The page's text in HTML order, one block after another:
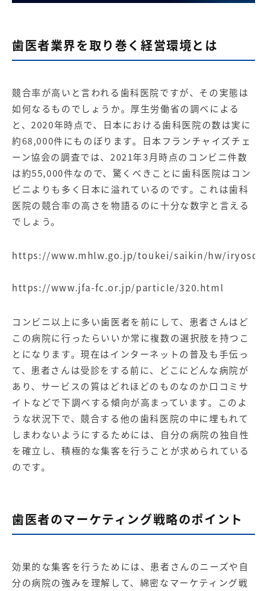
歯医者業界を取り巻く経営環境とは
競合率が高いと言われる歯科医院ですが、その実態は
如何なるものでしょうか。厚生労働省の調べによる
と、2020年時点で、日本における歯科医院の数は実に
約68,000件にものぼります。日本フランチャイズチェ
ーン協会の調査では、2021年3月時点のコンビニ件数
は約55,000件なので、驚くべきことに歯科医院はコン
ビニよりも多く日本に溢れているのです。これは歯科
医院の競合率の高さを物語るのに十分な数字と言える
でしょう。
https://www.mhlw.go.jp/toukei/saikin/hw/iryosd/
https://www.jfa-fc.or.jp/particle/320.html
コンビニ以上に多い歯医者を前にして、患者さんはど
この病院に行ったらいいか常に複数の選択肢を持つこ
とになります。現在はインターネットの普及も手伝っ
て、患者さんは受診をする前に、どこにどんな病院が
あり、サービスの質はどれほどのものなのか口コミサ
イトなどで下調べする傾向が高まっています。このよ
うな状況下で、競合する他の歯科医院の中に埋もれて
しまわないようにするためには、自分の病院の独自性
を確立し、積極的な集客を行うことが求められている
のです。
歯医者のマーケティング戦略のポイント
効果的な集客を行うためには、患者さんのニーズや自
分の病院の強みを理解して、綿密なマーケティング戦